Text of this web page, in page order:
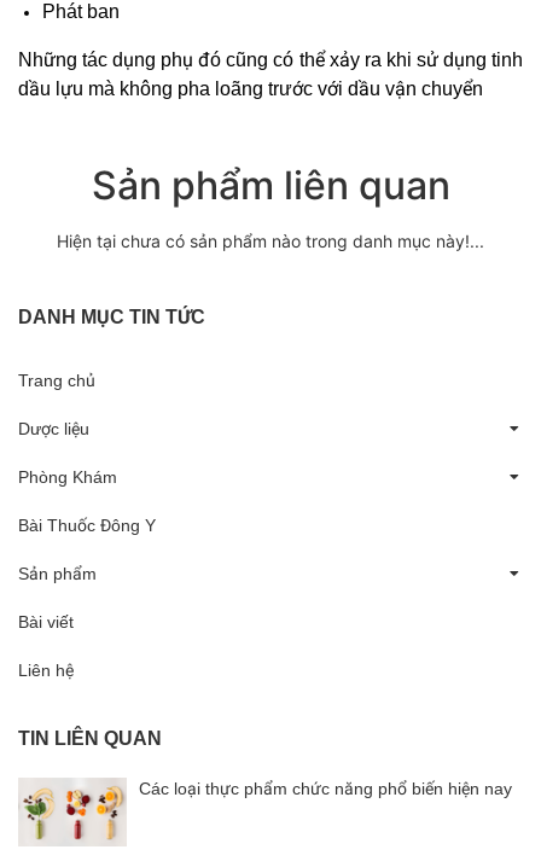
Phát ban
Những tác dụng phụ đó cũng có thể xảy ra khi sử dụng tinh
dầu lựu mà không pha loãng trước với dầu vận chuyển
Sản phẩm liên quan
Hiện tại chưa có sản phẩm nào trong danh mục này!...
DANH MỤC TIN TỨC
Trang chủ
Dược liệu
Phòng Khám
Bài Thuốc Đông Y
Sản phẩm
Bài viết
Liên hệ
TIN LIÊN QUAN
Các loại thực phẩm chức năng phổ biến hiện nay